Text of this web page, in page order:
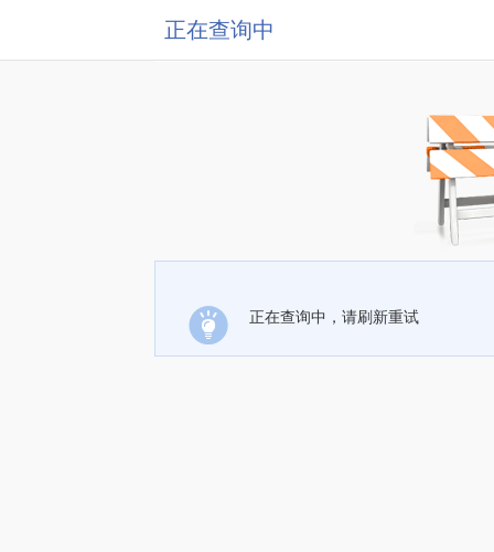
正在查询中
正在查询中，请刷新重试